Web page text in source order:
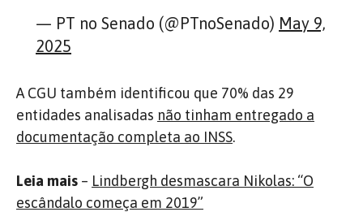
— PT no Senado (@PTnoSenado) May 9,
2025
A CGU também identificou que 70% das 29
entidades analisadas não tinham entregado a
documentação completa ao INSS.
Leia mais – Lindbergh desmascara Nikolas: “O
escândalo começa em 2019”